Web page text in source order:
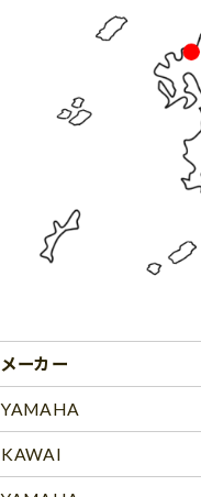
メーカー
YAMAHA
KAWAI